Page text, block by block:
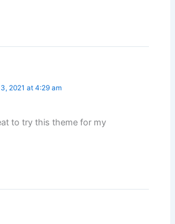
2021 at 4:29 am
to try this theme for my